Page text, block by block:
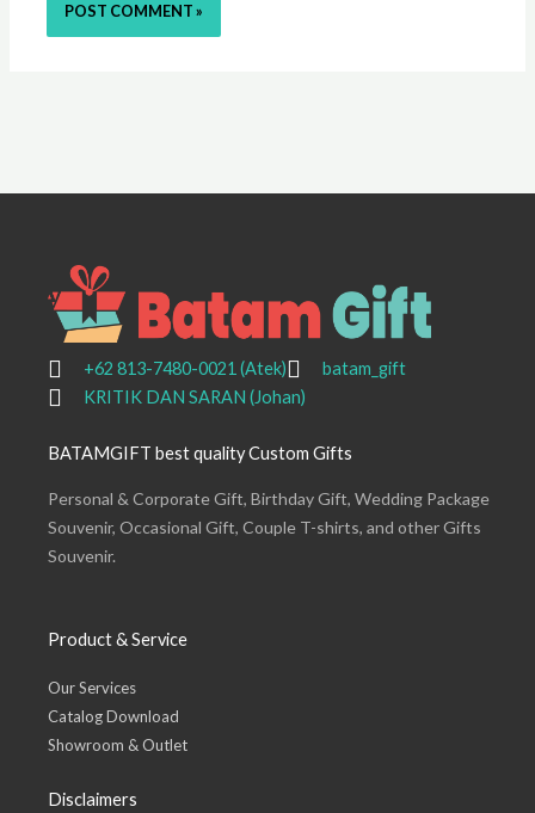
+62 813-7480-0021 (Atek)
batam_gift
KRITIK DAN SARAN (Johan)
BATAMGIFT best quality Custom Gifts
Personal & Corporate Gift, Birthday Gift, Wedding Package
Souvenir, Occasional Gift, Couple T-shirts, and other Gifts
Souvenir.
Product & Service
Our Services
Catalog Download
Showroom & Outlet
Disclaimers